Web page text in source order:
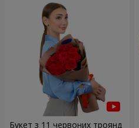
Букет з 11 червоних троянд